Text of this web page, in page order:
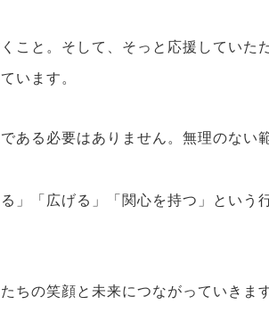
こと。そして、そっと応援してい
います。
ある必要はありません。無理のな
」「広げる」「関心を持つ」という
ちの笑顔と未来につながっていきます